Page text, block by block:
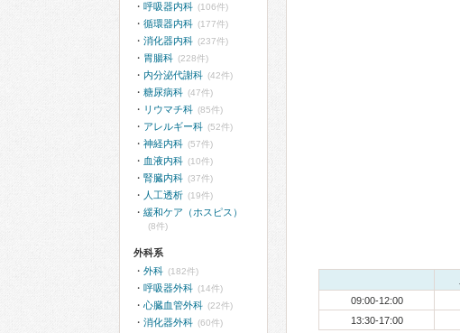
09:00-12:00
13:30-17:00
呼吸器内科 (106件)
循環器内科 (177件)
消化器内科 (237件)
胃腸科 (228件)
内分泌代謝科 (42件)
糖尿病科 (47件)
リウマチ科 (85件)
アレルギー科 (52件)
神経内科 (57件)
血液内科 (10件)
腎臓内科 (37件)
人工透析 (19件)
緩和ケア（ホスピス）
(8件)
外科系
外科 (182件)
呼吸器外科 (14件)
心臓血管外科 (22件)
消化器外科 (60件)